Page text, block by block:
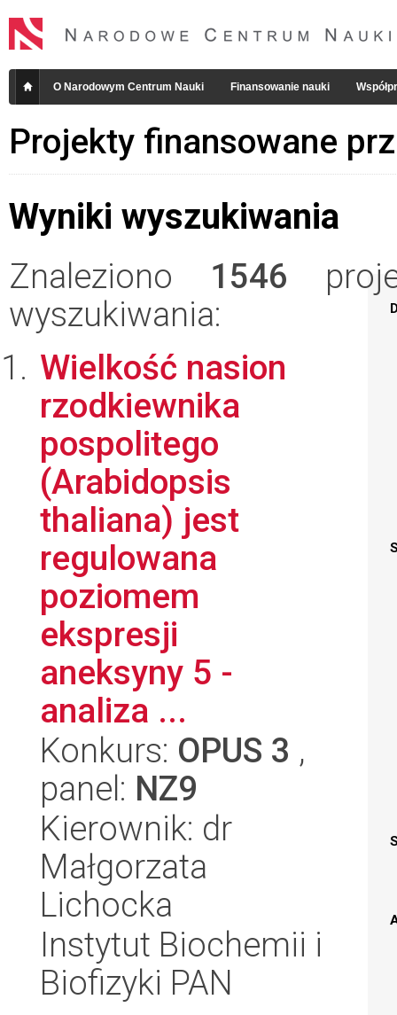
O Narodowym Centrum Nauki Finansowanie nauki
Projekty finansowane
Wyniki wyszukiwania
Znaleziono 1546
wyszukiwania:
Wielkość nasion
rzodkiewnika
pospolitego
(Arabidopsis
thaliana) jest
regulowana
poziomem
ekspresji
aneksyny 5 -
analiza ...
Konkurs: OPUS 3 ,
panel: NZ9
Kierownik: dr
Małgorzata
Lichocka
Instytut Biochemii i
Biofizyki PAN